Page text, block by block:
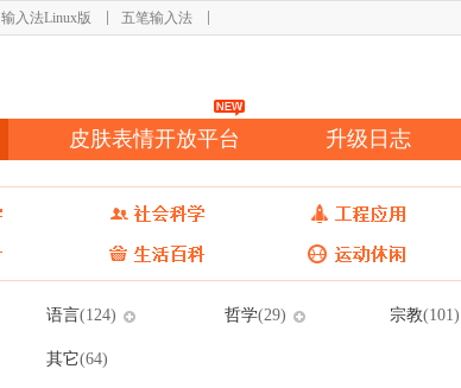
输入法Linux版 五笔输入法
皮肤表情开放平台 升级日志
语言(124) 哲学(29) 宗教(101)
其它(64)